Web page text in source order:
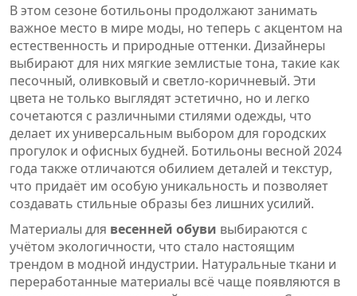
В этом сезоне ботильоны продолжают занимать
важное место в мире моды, но теперь с акцентом на
естественность и природные оттенки. Дизайнеры
выбирают для них мягкие землистые тона, такие как
песочный, оливковый и светло-коричневый. Эти
цвета не только выглядят эстетично, но и легко
сочетаются с различными стилями одежды, что
делает их универсальным выбором для городских
прогулок и офисных будней. Ботильоны весной 2024
года также отличаются обилием деталей и текстур,
что придаёт им особую уникальность и позволяет
создавать стильные образы без лишних усилий.
Материалы для весенней обуви выбираются с
учётом экологичности, что стало настоящим
трендом в модной индустрии. Натуральные ткани и
переработанные материалы всё чаще появляются в